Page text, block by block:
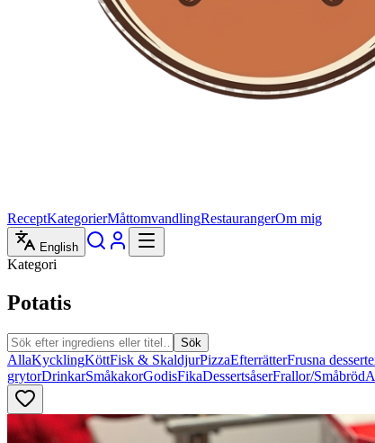
ReceptKategorierMåttomvandlingRestaurangerOm mig
English
Kategori
Potatis
Sök
AllaKycklingKöttFisk & SkaldjurPizzaEfterrätterFrusna
grytorDrinkarSmåkakorGodisFikaDessertsåserFrallor/Småbröd